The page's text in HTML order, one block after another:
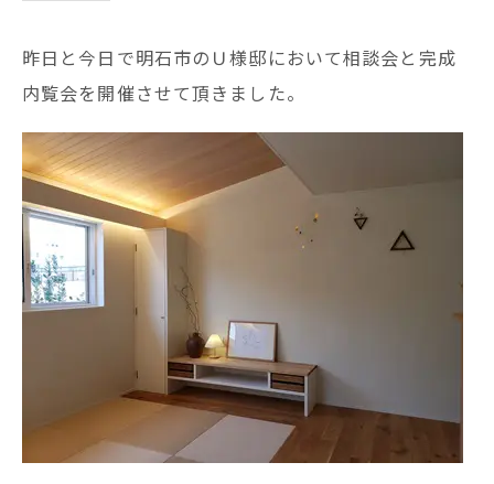
昨日と今日で明石市のＵ様邸において相談会と完成
内覧会を開催させて頂きました。